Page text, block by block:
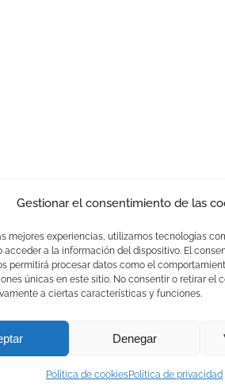
Gestionar el consentimiento de las
mejores experiencias, utilizamos tecnologías
a la información del dispositivo. El
permitirá procesar datos como el
únicas en este sitio. No consentir o retirar el
a ciertas características y funciones.
Denegar
Política de cookiesPolítica de privacidad